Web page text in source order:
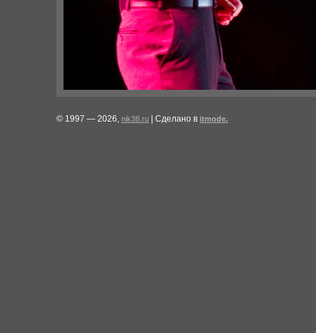
© 1997 — 2026, nik38.ru | Сделано в itmode.